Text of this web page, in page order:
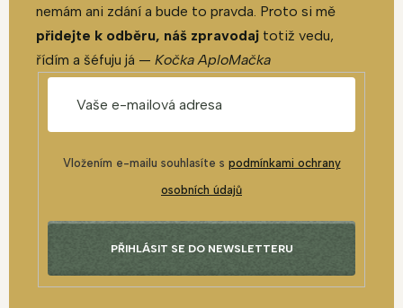
nemám ani zdání a bude to pravda. Proto si mě
přidejte k odběru, náš zpravodaj totiž vedu,
řídím a šéfuju já — Kočka AploMačka
Vložením e-mailu souhlasíte s podmínkami ochrany
osobních údajů
PŘIHLÁSIT SE DO NEWSLETTERU